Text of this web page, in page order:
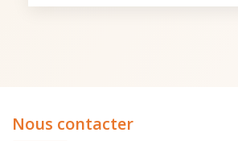
Nous contacter